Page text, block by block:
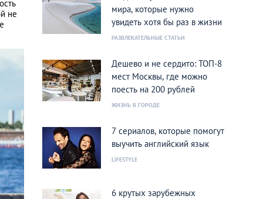
не
мира, которые нужно
увидеть хотя бы раз в жизни
РАЗВЛЕКАТЕЛЬНЫЕ СТАТЬИ
Дешево и не сердито: ТОП-8
мест Москвы, где можно
поесть на 200 рублей
ЖИЗНЬ В ГОРОДЕ
7 сериалов, которые помогут
выучить английский язык
LIFESTYLE
6 крутых зарубежных